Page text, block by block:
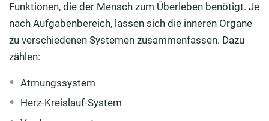
Funktionen, die der Mensch zum Überleben benötigt. Je
nach Aufgabenbereich, lassen sich die inneren Organe
zu verschiedenen Systemen zusammenfassen. Dazu
zählen:
Atmungssystem
Herz-Kreislauf-System